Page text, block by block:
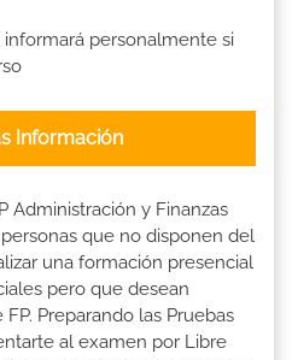
personalmente si
Información
Administración y Finanzas
que no disponen del
una formación presencial
pero que desean
Preparando las Pruebas
al examen por Libre